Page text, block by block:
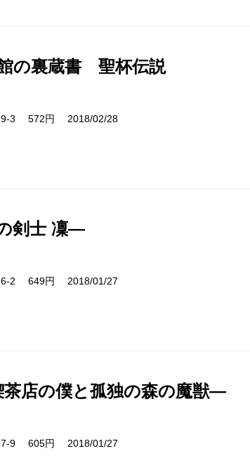
の裏蔵書 聖杯伝説
3 572円 2018/02/28
剣士 凜―
2 649円 2018/01/27
店の僕と孤独の森の魔獣―
9 605円 2018/01/27